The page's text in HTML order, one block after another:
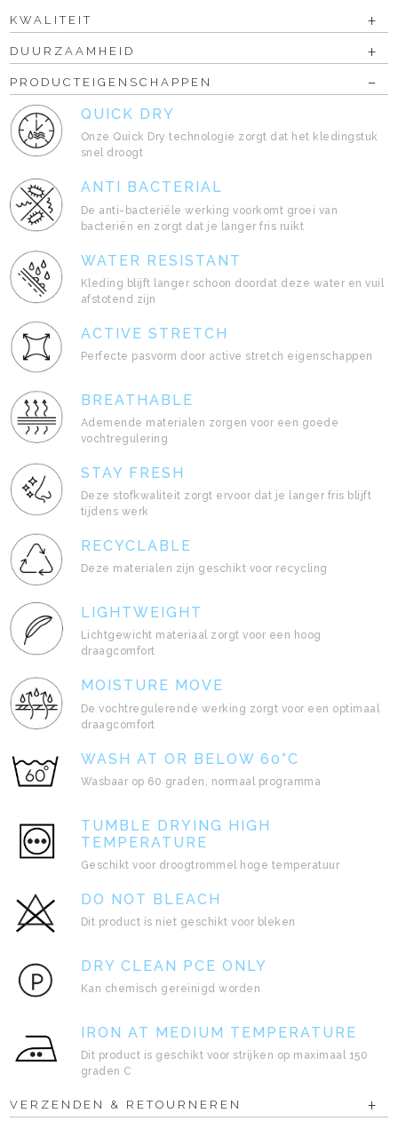
KWALITEIT
DUURZAAMHEID
PRODUCTEIGENSCHAPPEN
QUICK DRY
Onze Quick Dry technologie zorgt dat het kledingstuk
snel droogt
ANTI BACTERIAL
De anti-bacteriële werking voorkomt groei van
bacteriën en zorgt dat je langer fris ruikt
WATER RESISTANT
Kleding blijft langer schoon doordat deze water en vuil
afstotend zijn
ACTIVE STRETCH
Perfecte pasvorm door active stretch eigenschappen
BREATHABLE
Ademende materialen zorgen voor een goede
vochtregulering
STAY FRESH
Deze stofkwaliteit zorgt ervoor dat je langer fris blijft
tijdens werk
RECYCLABLE
Deze materialen zijn geschikt voor recycling
LIGHTWEIGHT
Lichtgewicht materiaal zorgt voor een hoog
draagcomfort
MOISTURE MOVE
De vochtregulerende werking zorgt voor een optimaal
draagcomfort
WASH AT OR BELOW 60°C
Wasbaar op 60 graden, normaal programma
TUMBLE DRYING HIGH
TEMPERATURE
Geschikt voor droogtrommel hoge temperatuur
DO NOT BLEACH
Dit product is niet geschikt voor bleken
DRY CLEAN PCE ONLY
Kan chemisch gereinigd worden
IRON AT MEDIUM TEMPERATURE
Dit product is geschikt voor strijken op maximaal 150
graden C
VERZENDEN & RETOURNEREN